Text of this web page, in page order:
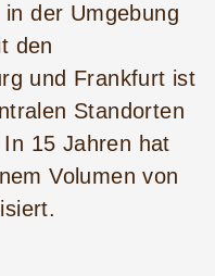
der Umgebung
den
und Frankfurt ist
Standorten
15 Jahren hat
Volumen von